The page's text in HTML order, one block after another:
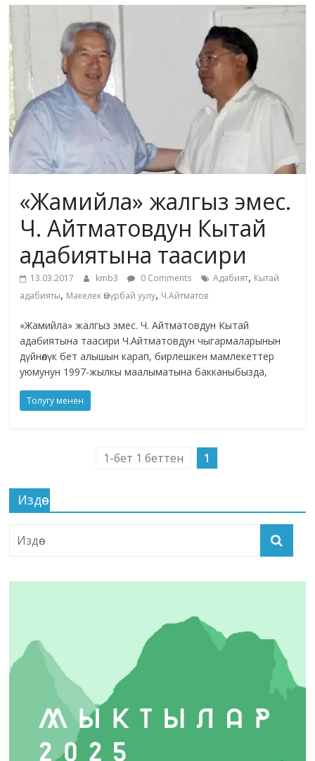
маданияты
адабияты
«Жамийла» жалгыз эмес.
Ч. Айтматовдун Кытай
адабиятына таасири
13.03.2017 kmb3 0 Comments Адабият, Кытай
адабияты, Макелек Өмүрбай уулу, Ч.Айтматов
«Жамийла» жалгыз эмес. Ч. Айтматовдун Кытай
адабиятына таасири Ч.Айтматовдун чыгармаларынын
дүйнөлүк бет алышын карап, бирлешкен мамлекеттер
уюмунун 1997-жылкы маалыматына бакканыбызда,
Толугу менен
1-бет 1 беттен 1
Издөө